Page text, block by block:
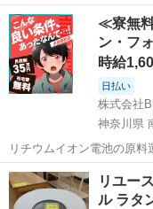
ーブルを無料でお譲りします。 ・中古品のため、多少の使
ますが、まだ問題なくお使
ください。 ・自宅まで取
埼玉 川口市 テーブ
≪寮無
ン・フ
時給
日払い
株式会社
神奈川県
リチウムイオン電池の原
ワンルーム寮完備！赴任
ト免許お持ちの方、活躍
市》 人気の工場のお仕事
神奈川 相模原市 南
リユー